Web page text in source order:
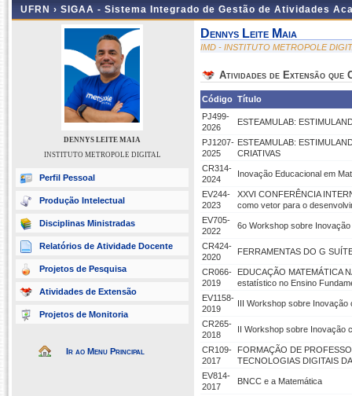
UFRN › SIGAA - Sistema Integrado de Gestão de Atividades
DENNYS LEITE MAIA
INSTITUTO METROPOLE DIGITAL
Perfil Pessoal
Produção Intelectual
Disciplinas Ministradas
Relatórios de Atividade Docente
Projetos de Pesquisa
Atividades de Extensão
Projetos de Monitoria
Ir ao Menu Principal
Dennys Leite Maia
IMD - INSTITUTO METROPOLE
Atividades de Extensão que
Código Título
PJ499-
2026
ESTEAMULAB:
PJ1207-
2025
ESTEAMULAB:
CRIATIVAS
CR314-
2024
Inovação Educacional em
EV244-
2023
XXVI CONFERÊNCIA
como vetor para o
EV705-
2022
6o Workshop sobre
CR424-
2020
FERRAMENTAS DO G
CR066-
2019
EDUCAÇÃO MATEMÁTICA
estatístico no Ensino
EV1158-
2019
III Workshop sobre Inovação
CR265-
2018
II Workshop sobre Inovação
CR109-
2017
FORMAÇÃO DE
TECNOLOGIAS DIGITAIS
EV814-
2017
BNCC e a Matemática